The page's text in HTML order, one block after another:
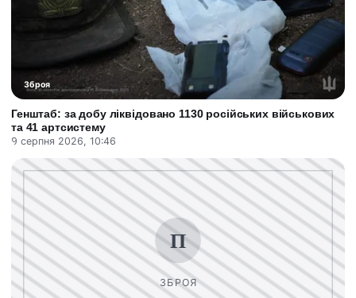
Зброя
Генштаб: за добу ліквідовано 1130 російських військових
та 41 артсистему
9 серпня 2026, 10:46